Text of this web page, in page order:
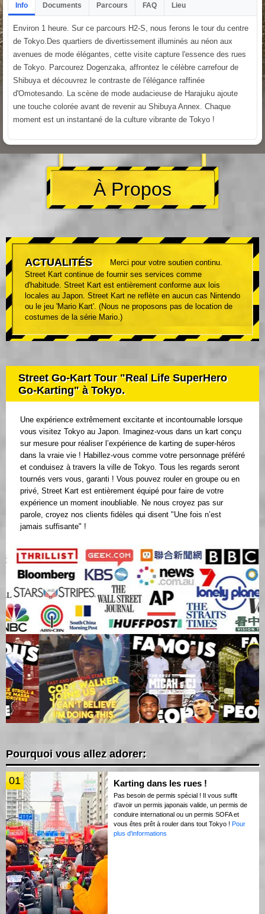
Info Documents Parcours FAQ Lieu
Environ 1 heure. Sur ce parcours H2-S, nous ferons le tour du centre
de Tokyo.Des quartiers de divertissement illuminés au néon aux
avenues de mode élégantes, cette visite capture l'essence des rues
de Tokyo. Parcourez Dogenzaka, affrontez le célèbre carrefour de
Shibuya et découvrez le contraste de l'élégance raffinée
d'Omotesando. La scène de mode audacieuse de Harajuku ajoute
une touche colorée avant de revenir au Shibuya Annex. Chaque
moment est un instantané de la culture vibrante de Tokyo !
À Propos
ACTUALITÉS
Merci pour votre soutien continu.
Street Kart continue de fournir ses services comme
d'habitude. Street Kart est entièrement conforme aux lois
locales au Japon. Street Kart ne reflète en aucun cas Nintendo
ou le jeu 'Mario Kart'. (Nous ne proposons pas de location de
costumes de la série Mario.)
Street Go-Kart Tour "Real Life SuperHero
Go-Karting" à Tokyo.
Une expérience extrêmement excitante et incontournable lorsque
vous visitez Tokyo au Japon. Imaginez-vous dans un kart conçu
sur mesure pour réaliser l’expérience de karting de super-héros
dans la vraie vie ! Habillez-vous comme votre personnage préféré
et conduisez à travers la ville de Tokyo. Tous les regards seront
tournés vers vous, garanti ! Vous pouvez rouler en groupe ou en
privé, Street Kart est entièrement équipé pour faire de votre
expérience un moment inoubliable. Ne nous croyez pas sur
parole, croyez nos clients fidèles qui disent "Une fois n’est
jamais suffisante" !
Pourquoi vous allez adorer:
01 Karting dans les rues !
Pas besoin de permis spécial ! Il vous suffit
d’avoir un permis japonais valide, un permis de
conduire international ou un permis SOFA et
vous êtes prêt à rouler dans tout Tokyo ! Pour
plus d'informations